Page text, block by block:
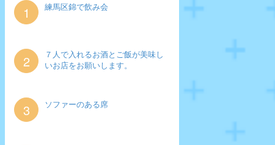
1 練馬区錦で飲み会
2
７人で入れるお酒とご飯が美味し
いお店をお願いします。
3 ソファーのある席